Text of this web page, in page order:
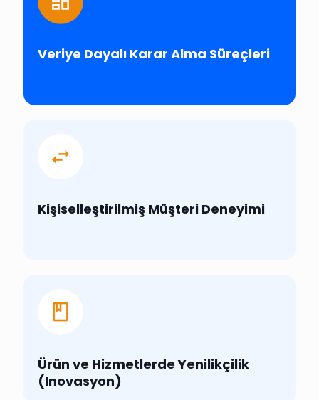
Veriye Dayalı Karar Alma Süreçleri
Kişiselleştirilmiş Müşteri Deneyimi
Ürün ve Hizmetlerde Yenilikçilik
(Inovasyon)